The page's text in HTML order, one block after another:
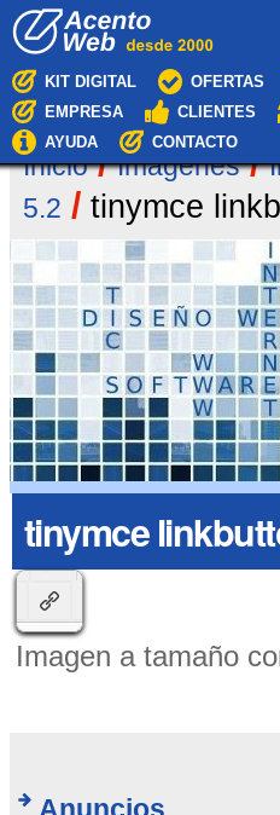
KIT DIGITAL OFERTAS
EMPRESA
CLIENTES
AYUDA
CONTACTO
Inicio /Imágenes /
5.2 /tinymce
tinymce
Imagen a tamaño